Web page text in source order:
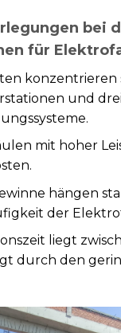
bei
für
konzentrieren
und
mit hoher
hängen
der
liegt
durch den